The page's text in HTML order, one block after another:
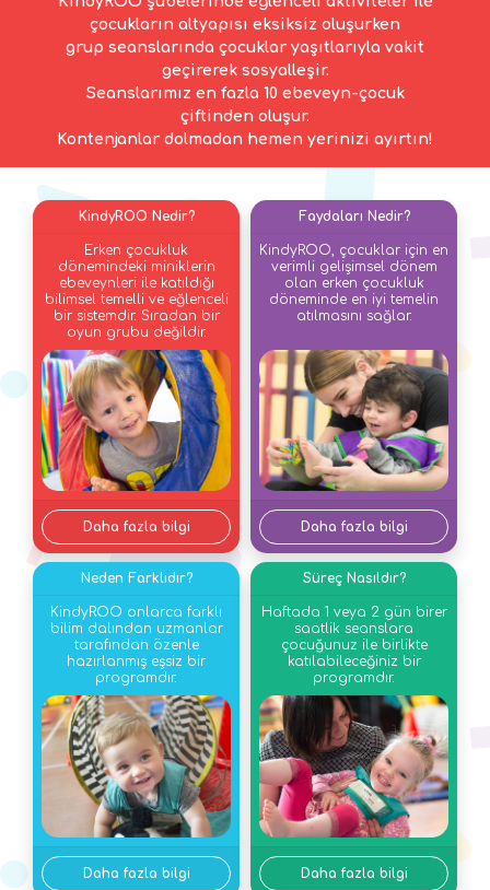
çocukların altyapısı eksiksiz oluşurken
grup seanslarında çocuklar yaşıtlarıyla vakit
geçirerek sosyalleşir.
Seanslarımız en fazla 10 ebeveyn-çocuk
çiftinden oluşur.
Kontenjanlar dolmadan hemen yerinizi ayırtın!
KindyROO Nedir?
Erken çocukluk
dönemindeki miniklerin
ebeveynleri ile katıldığı
bilimsel temelli ve eğlenceli
bir sistemdir. Sıradan bir
oyun grubu değildir.
Daha fazla bilgi
Faydaları Nedir?
KindyROO, çocuklar için en
verimli gelişimsel dönem
olan erken çocukluk
döneminde en iyi temelin
atılmasını sağlar.
Daha fazla bilgi
Neden Farklıdır?
KindyROO onlarca farklı
bilim dalından uzmanlar
tarafından özenle
hazırlanmış eşsiz bir
programdır.
Daha fazla bilgi
Süreç Nasıldır?
Haftada 1 veya 2 gün birer
saatlik seanslara
çocuğunuz ile birlikte
katılabileceğiniz bir
programdır.
Daha fazla bilgi